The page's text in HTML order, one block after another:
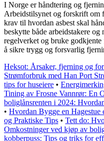
I Norge er håndtering og
Arbeidstilsynet og forskrift om
krav til hvordan asbest skal
beskytte både arbeidstakere
regelverket og bruke
å sikre trygg og forsvarlig
Heksot: Årsaker, fjerning og
Strømforbruk med Han Port
tips for huseiere •
Tining av Frosne Vannrør: En
boliglånsrenten i 2024:
• Hvordan Bygge en Hagestue
og Praktiske Tips • Tett do:
Omkostninger ved kjøp av
kobberpuss: Tips og triks for